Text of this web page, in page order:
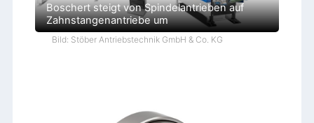
Boschert steigt von Spindelantrieben auf
Zahnstangenantriebe um
Bild: Stöber Antriebstechnik GmbH & Co. KG